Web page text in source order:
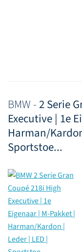
BMW - 2 Serie
Executive | 1e
Harman/
Sportstoe...